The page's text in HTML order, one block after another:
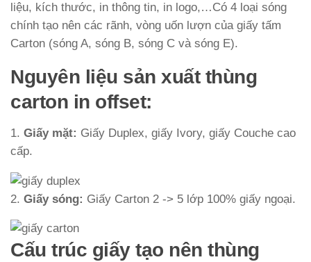
liệu, kích thước, in thông tin, in logo,…Có 4 loại sóng
chính tạo nên các rãnh, vòng uốn lượn của giấy tấm
Carton (sóng A, sóng B, sóng C và sóng E).
Nguyên liệu sản xuất thùng
carton in offset:
1. Giấy mặt: Giấy Duplex, giấy Ivory, giấy Couche cao
cấp.
2. Giấy sóng: Giấy Carton 2 -> 5 lớp 100% giấy ngoại.
Cấu trúc giấy tạo nên thùng